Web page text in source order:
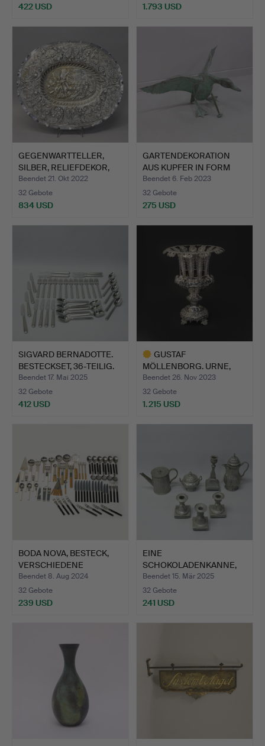
422 USD 1.793 USD
GEGENWARTTELLER,
SILBER, RELIEFDEKOR,
UM 1…
Beendet 21. Okt 2022
32 Gebote
834 USD
GARTENDEKORATION
AUS KUPFER IN FORM
EINER …
Beendet 6. Feb 2023
32 Gebote
275 USD
SIGVARD BERNADOTTE.
BESTECKSET, 36-TEILIG.
Beendet 17. Mai 2025
32 Gebote
412 USD
GUSTAF
MÖLLENBORG. URNE,
SILBER, NEUROKOKO…
Beendet 26. Nov 2023
32 Gebote
1.215 USD
BODA NOVA, BESTECK,
VERSCHIEDENE
MODELLE, …
Beendet 8. Aug 2024
32 Gebote
239 USD
EINE
SCHOKOLADENKANNE,
JACOB LEMONS WITWE,…
Beendet 15. Mär 2025
32 Gebote
241 USD